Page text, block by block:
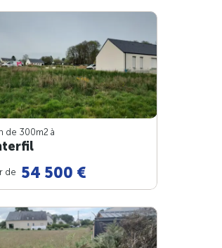
de 300m2 à
de 54 500 €